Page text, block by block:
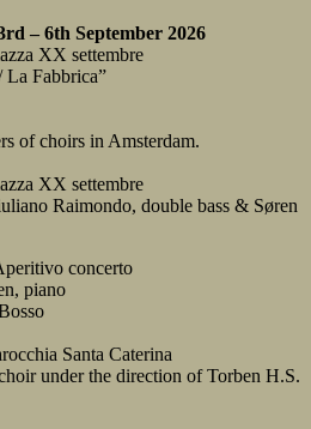
– 6th September 2026
XX settembre
Fabbrica”
of choirs in Amsterdam.
XX settembre
Raimondo, double bass & Søren
concerto
piano
Santa Caterina
under the direction of Torben H.S.